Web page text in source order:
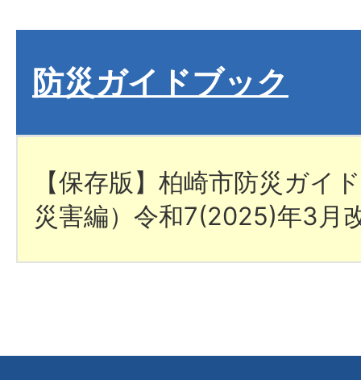
防災ガイドブック
【保存版】柏崎市防災ガイ
災害編）令和7(2025)年3月